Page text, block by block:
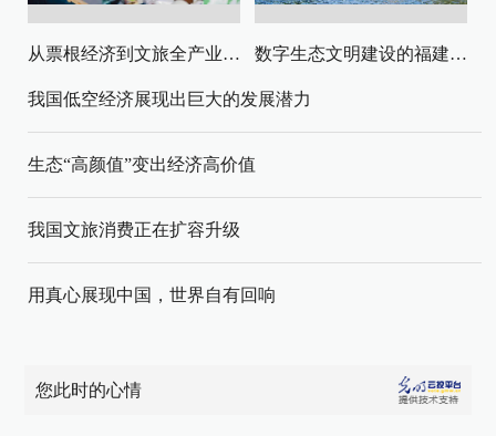
从票根经济到文旅全产业链升级 数字生态文明建设的福建路径与启示
我国低空经济展现出巨大的发展潜力
生态“高颜值”变出经济高价值
我国文旅消费正在扩容升级
用真心展现中国，世界自有回响
您此时的心情